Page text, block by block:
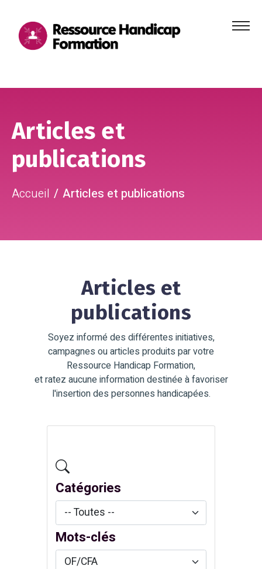
Menu
Articles et
publications
Accueil Articles et publications
Articles et
publications
Soyez informé des différentes initiatives,
campagnes ou articles produits par votre
Ressource Handicap Formation,
et ratez aucune information destinée à favoriser
l'insertion des personnes handicapées.
Catégories
Mots-clés